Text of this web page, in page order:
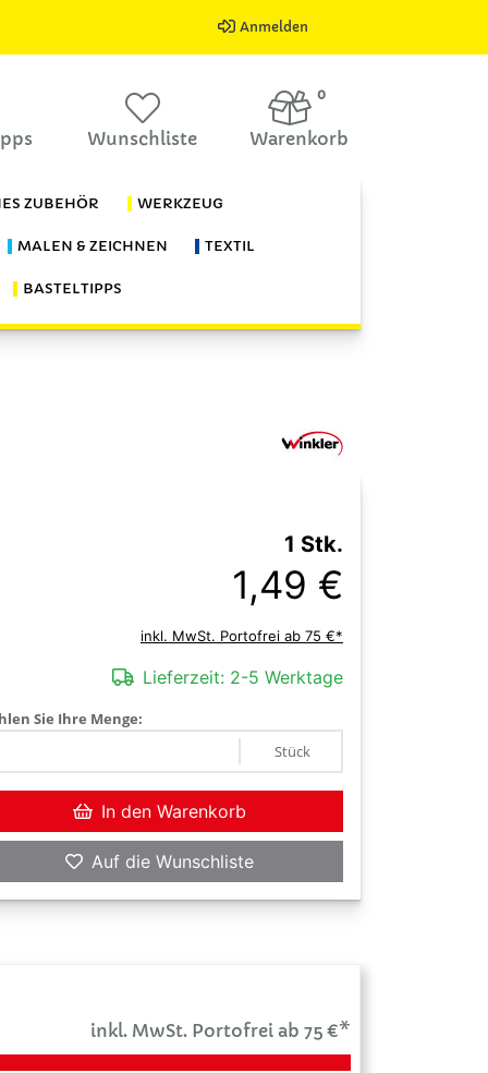
Anmelden
Wunschliste
0
Warenkorb
ZUBEHÖR WERKZEUG
MALEN & ZEICHNEN TEXTIL
BASTELTIPPS
1 Stk.
1,49 €
inkl. MwSt. Portofrei ab 75 €*
Lieferzeit: 2-5 Werktage
Sie Ihre Menge:
Stück
In den Warenkorb
Auf die Wunschliste
inkl. MwSt. Portofrei ab 75 €*